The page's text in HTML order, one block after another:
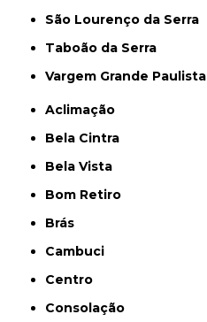
São Lourenço da Serra
Taboão da Serra
Vargem Grande Paulista
Aclimação
Bela Cintra
Bela Vista
Bom Retiro
Brás
Cambuci
Centro
Consolação